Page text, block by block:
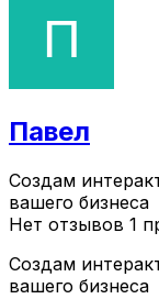
Павел
Создам
вашего бизнеса
Нет отзывов 1
Создам
вашего бизнеса